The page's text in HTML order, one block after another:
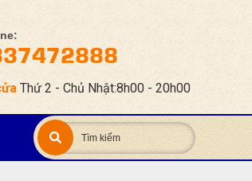
Thứ 2 - Chủ Nhật:8h00 - 20h00